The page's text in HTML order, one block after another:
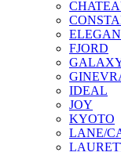
FJORD
IDEAL
JOY
KYOTO
LANE/